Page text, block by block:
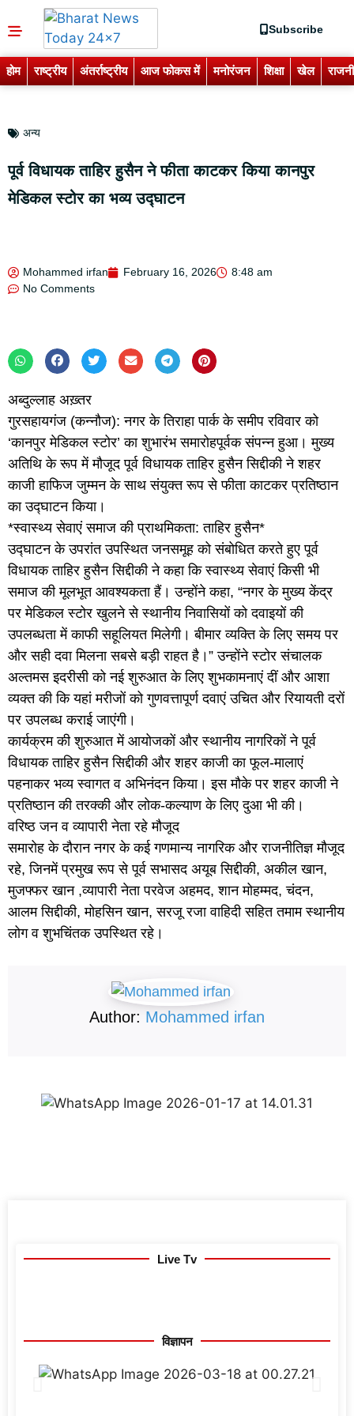
Subscribe
होम राष्ट्रीय अंतर्राष्ट्रीय आज फोकस में मनोरंजन शिक्षा खेल
अन्य
पूर्व विधायक ताहिर हुसैन ने फीता काटकर किया कानपुर
मेडिकल स्टोर का भव्य उद्घाटन
Mohammed irfan February 16, 2026
8:48 am
No Comments
अब्दुल्लाह अख़्तर
गुरसहायगंज (कन्नौज): नगर के तिराहा पार्क के समीप रविवार को
‘कानपुर मेडिकल स्टोर’ का शुभारंभ समारोहपूर्वक संपन्न हुआ। मुख्य
अतिथि के रूप में मौजूद पूर्व विधायक ताहिर हुसैन सिद्दीकी ने शहर
काजी हाफिज जुम्मन के साथ संयुक्त रूप से फीता काटकर प्रतिष्ठान
का उद्घाटन किया।
*स्वास्थ्य सेवाएं समाज की प्राथमिकता: ताहिर हुसैन*
उद्घाटन के उपरांत उपस्थित जनसमूह को संबोधित करते हुए पूर्व
विधायक ताहिर हुसैन सिद्दीकी ने कहा कि स्वास्थ्य सेवाएं किसी भी
समाज की मूलभूत आवश्यकता हैं। उन्होंने कहा, “नगर के मुख्य केंद्र
पर मेडिकल स्टोर खुलने से स्थानीय निवासियों को दवाइयों की
उपलब्धता में काफी सहूलियत मिलेगी। बीमार व्यक्ति के लिए समय पर
और सही दवा मिलना सबसे बड़ी राहत है।” उन्होंने स्टोर संचालक
अल्तमस इदरीसी को नई शुरुआत के लिए शुभकामनाएं दीं और आशा
व्यक्त की कि यहां मरीजों को गुणवत्तापूर्ण दवाएं उचित और रियायती दरों
पर उपलब्ध कराई जाएंगी।
कार्यक्रम की शुरुआत में आयोजकों और स्थानीय नागरिकों ने पूर्व
विधायक ताहिर हुसैन सिद्दीकी और शहर काजी का फूल-मालाएं
पहनाकर भव्य स्वागत व अभिनंदन किया। इस मौके पर शहर काजी ने
प्रतिष्ठान की तरक्की और लोक-कल्याण के लिए दुआ भी की।
वरिष्ठ जन व व्यापारी नेता रहे मौजूद
समारोह के दौरान नगर के कई गणमान्य नागरिक और राजनीतिज्ञ मौजूद
रहे, जिनमें प्रमुख रूप से पूर्व सभासद अयूब सिद्दीकी, अकील खान,
मुजफ्फर खान ,व्यापारी नेता परवेज अहमद, शान मोहम्मद, चंदन,
आलम सिद्दीकी, मोहसिन खान, सरजू रजा वाहिदी सहित तमाम स्थानीय
लोग व शुभचिंतक उपस्थित रहे।
Author: Mohammed irfan
Live Tv
विज्ञापन